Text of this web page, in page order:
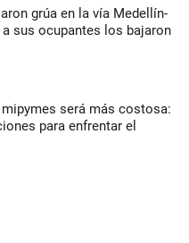
grúa en la vía Medellín-
sus ocupantes los bajaron
será más costosa:
para enfrentar el